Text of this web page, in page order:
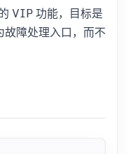
VIP 功能，目标是
障处理入口，而不